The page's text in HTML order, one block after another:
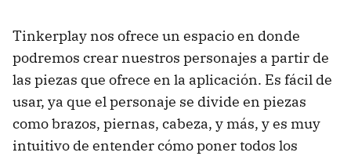
Tinkerplay nos ofrece un espacio en donde
podremos crear nuestros personajes a partir de
las piezas que ofrece en la aplicación. Es fácil de
usar, ya que el personaje se divide en piezas
como brazos, piernas, cabeza, y más, y es muy
intuitivo de entender cómo poner todos los